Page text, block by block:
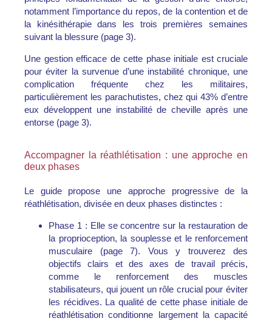
notamment l’importance du repos, de la contention et de
la kinésithérapiedans les trois premières semaines
suivant la blessure (page 3).
Une gestion efficace de cette phase initiale est cruciale
pour éviter la survenue d’une instabilité chronique, une
complication fréquente chez les militaires,
particulièrement les parachutistes, chez qui 43% d’entre
eux développent une instabilité de cheville après une
entorse (page 3).
Accompagner la réathlétisation : une approche en
deux phases
Le guide propose une approche progressive de la
réathlétisation, divisée en deux phases distinctes :
Phase 1 : Elle se concentre sur la restauration de
la proprioception, la souplesse et le renforcement
musculaire (page 7). Vous y trouverez des
objectifs clairs et des axes de travail précis,
comme le renforcement des muscles
stabilisateurs, qui jouent un rôle crucial pour éviter
les récidives. La qualité de cette phase initiale de
réathlétisation conditionne largement la capacité